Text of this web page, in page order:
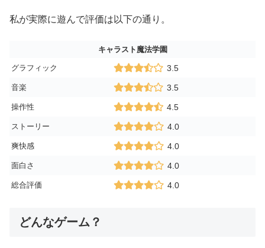
私が実際に遊んで評価は以下の通り。
キャラスト魔法学園
グラフィック 3.5
音楽 3.5
操作性 4.5
ストーリー 4.0
爽快感 4.0
面白さ 4.0
総合評価 4.0
どんなゲーム？